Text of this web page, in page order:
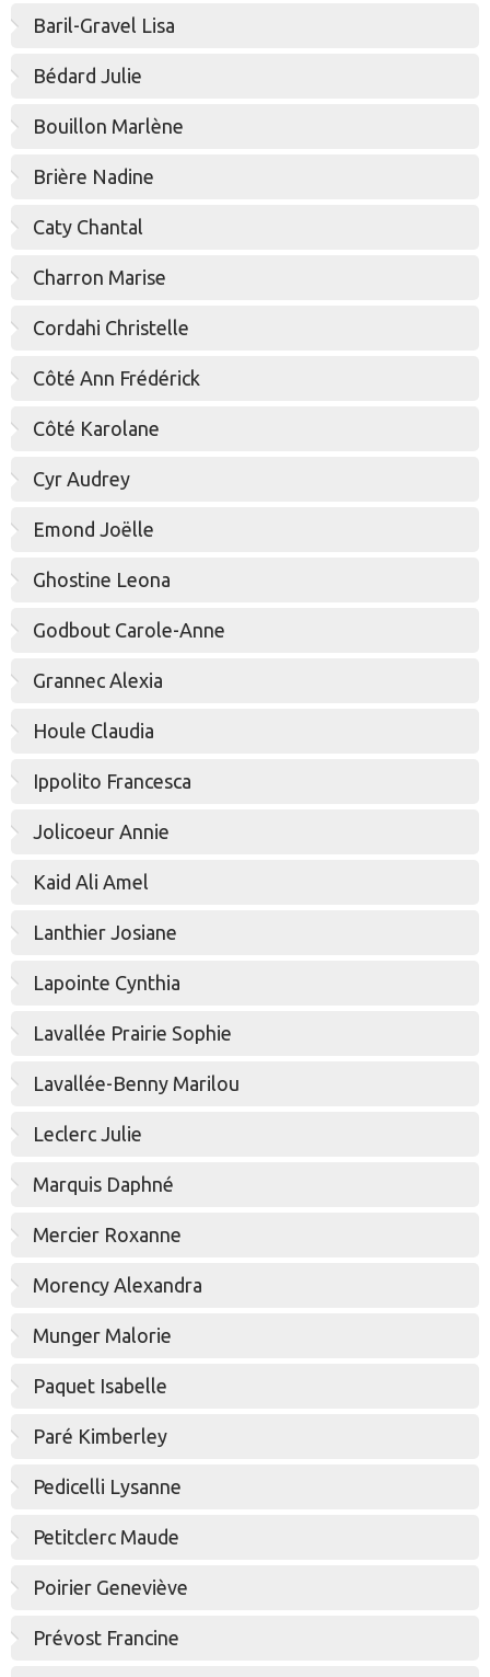
Baril-Gravel Lisa
Bédard Julie
Bouillon Marlène
Brière Nadine
Caty Chantal
Charron Marise
Cordahi Christelle
Côté Ann Frédérick
Côté Karolane
Cyr Audrey
Emond Joëlle
Ghostine Leona
Godbout Carole-Anne
Grannec Alexia
Houle Claudia
Ippolito Francesca
Jolicoeur Annie
Kaid Ali Amel
Lanthier Josiane
Lapointe Cynthia
Lavallée Prairie Sophie
Lavallée-Benny Marilou
Leclerc Julie
Marquis Daphné
Mercier Roxanne
Morency Alexandra
Munger Malorie
Paquet Isabelle
Paré Kimberley
Pedicelli Lysanne
Petitclerc Maude
Poirier Geneviève
Prévost Francine